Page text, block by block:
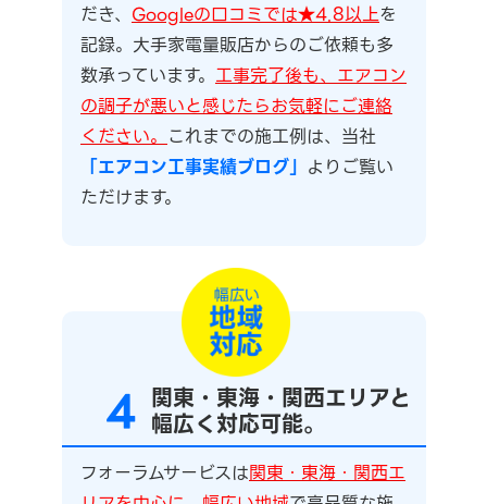
だき、 Googleの口コミでは★4.8以上を
記録。大手家電量販店からのご依頼も多
数承っています。 工事完了後も、エアコン
の調子が悪いと感じたらお気軽にご連絡
ください。これまでの施工例は、当社
「エアコン工事実績ブログ」 よりご覧い
ただけます。
4 関東・東海・関西エリアと
幅広く対応可能。
フォーラムサービスは関東・東海・関西エ